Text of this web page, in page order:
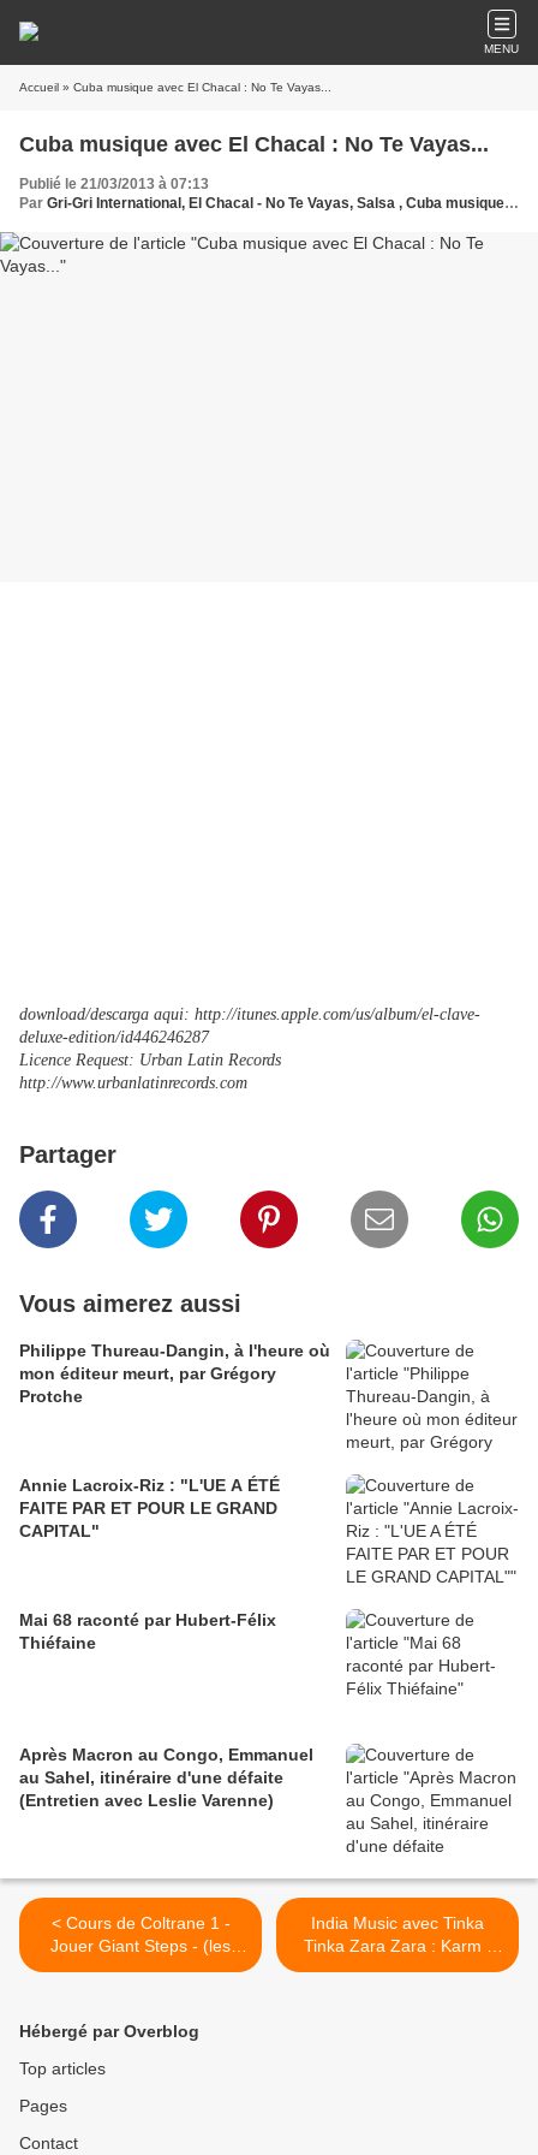
MENU
Accueil » Cuba musique avec El Chacal : No Te Vayas...
Cuba musique avec El Chacal : No Te Vayas...
Publié le 21/03/2013 à 07:13
Par Gri-Gri International, El Chacal - No Te Vayas, Salsa , Cuba musique EL YABO (El Yonki) ,El Yonky
download/descarga aqui: http://itunes.apple.com/us/album/el-clave-
deluxe-edition/id446246287
Licence Request: Urban Latin Records
http://www.urbanlatinrecords.com
Partager
Vous aimerez aussi
Philippe Thureau-Dangin, à l'heure où
mon éditeur meurt, par Grégory
Protche
Annie Lacroix-Riz : "L'UE A ÉTÉ
FAITE PAR ET POUR LE GRAND
CAPITAL"
Mai 68 raconté par Hubert-Félix
Thiéfaine
Après Macron au Congo, Emmanuel
au Sahel, itinéraire d'une défaite
(Entretien avec Leslie Varenne)
< Cours de Coltrane 1 -
Jouer Giant Steps - (les
vidéos de Pasto)
India Music avec Tinka
Tinka Zara Zara : Karm (
John & Priyanka ) >
Hébergé par Overblog
Top articles
Pages
Contact